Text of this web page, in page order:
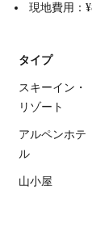
現地費用：
タイプ
スキーイン・
リゾート
アルペンホテ
ル
山小屋